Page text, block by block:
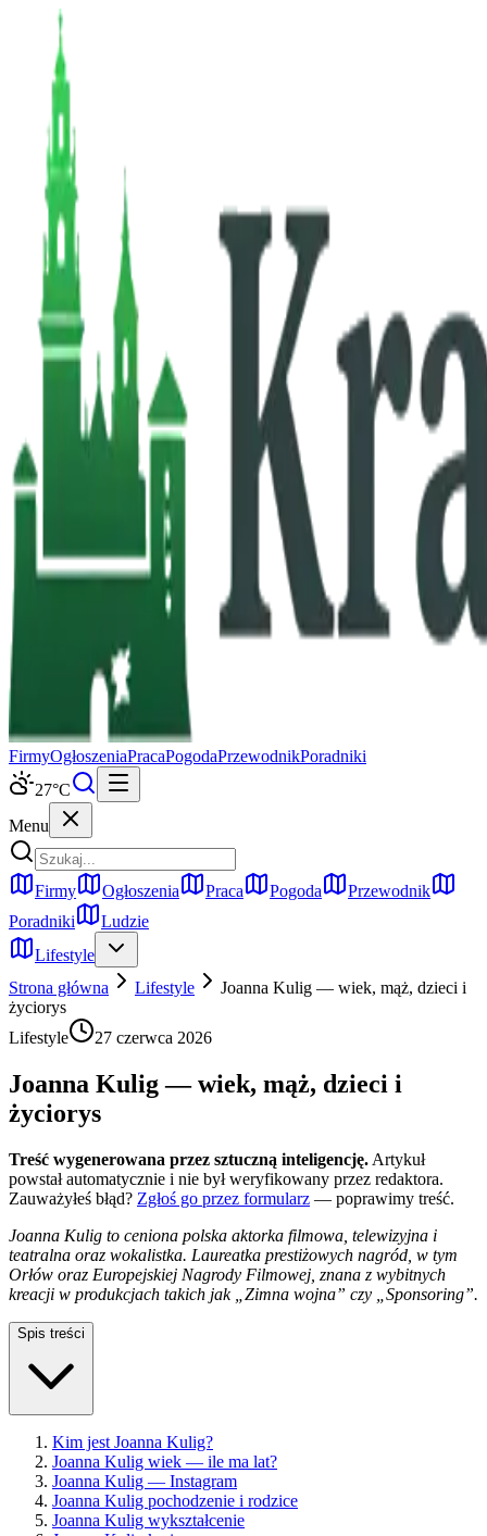
FirmyOgłoszeniaPracaPogodaPrzewodnikPoradniki
27°C
Menu
Firmy Ogłoszenia Praca Pogoda
Przewodnik
Poradniki
Ludzie
Lifestyle
Strona główna
Lifestyle
Joanna Kulig — wiek, mąż, dzieci i
życiorys
Lifestyle
27 czerwca 2026
Joanna Kulig — wiek, mąż, dzieci i
życiorys
Treść wygenerowana przez sztuczną inteligencję. Artykuł
powstał automatycznie i nie był weryfikowany przez redaktora.
Zauważyłeś błąd? Zgłoś go przez formularz — poprawimy treść.
Joanna Kulig to ceniona polska aktorka filmowa, telewizyjna i
teatralna oraz wokalistka. Laureatka prestiżowych nagród, w tym
Orłów oraz Europejskiej Nagrody Filmowej, znana z wybitnych
kreacji w produkcjach takich jak „Zimna wojna” czy „Sponsoring”.
Spis treści
Kim jest Joanna Kulig?
Joanna Kulig wiek — ile ma lat?
Joanna Kulig — Instagram
Joanna Kulig pochodzenie i rodzice
Joanna Kulig wykształcenie